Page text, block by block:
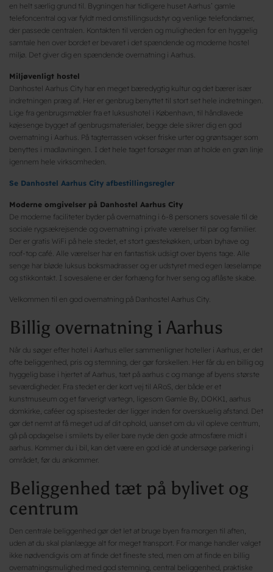
en helt særlig grund til. Bygningen har tidligere huset Aarhus’ gamle
telefoncentral og var fyldt med omstillingsudstyr og venlige telefondamer,
der passede centralen. Kontakten til verden og muligheden for en hyggelig
samtale hen over bordet er bevaret i det spændende og moderne hostel
miljø. Det giver dig en spændende overnatning i Aarhus.
Miljøvenligt hostel
Danhostel Aarhus City har en meget bæredygtig kultur og det bærer især
indretningen præg af. Her er genbrug benyttet til stort set hele indretningen.
Lige fra genbrugsmøbler fra et luksushotel i København, til håndlavede
køjesenge bygget af genbrugsmaterialer, begge dele sikrer dig en god
overnatning i Aarhus. På tagterrassen vokser friske urter og grøntsager som
benyttes i madlavningen. I det hele taget forsøger man at holde en grøn linje
igennem hele virksomheden.
Se Danhostel Aarhus City afbestillingsregler
Moderne omgivelser på Danhostel Aarhus City
De moderne faciliteter byder på overnatning i 6-8 personers sovesale til de
sociale rygsækrejsende og overnatning i private værelser til par og familier.
Der er gratis WiFi på hele stedet, et stort gæstekøkken, urban byhave og
roof-top café. Alle værelser har en fantastisk udsigt over byens tage. Alle
senge har bløde luksus boksmadrasser og er udstyret med egen læselampe
og stikkontakt. I sovesalene er der forhæng for hver seng og aflåste skabe.
Velkommen til en god overnatning på Danhostel Aarhus City.
Billig overnatning i Aarhus
Når du søger efter hotel i Aarhus eller sammenligner hoteller i Aarhus, er det
ofte beliggenhed, pris og stemning, der gør forskellen. Her får du en billig og
hyggelig base i hjertet af Aarhus, tæt på aarhus c og mange af byens største
seværdigheder. Fra stedet er der kort vej til ARoS, der både er et
kunstmuseum og et farverigt vartegn, ligesom Gamle By, DOKK1, aarhus
domkirke, caféer og spisesteder der ligger inden for overskuelig afstand. Det
gør det nemt at få meget ud af dit ophold, uanset om du vil opleve centrum,
gå på opdagelse i smilets by eller bare nyde den gode atmosfære midt i
aarhus. Kommer du i bil, kan det være en god idé at undersøge parkering i
området, før du ankommer.
Beliggenhed tæt på bylivet og
centrum
Den centrale beliggenhed gør det let at bruge byen fra morgen til aften,
uden at du skal planlægge alt for meget transport. For mange handler valget
ikke nødvendigvis om at finde det fineste sted, men om at finde en billig
overnatningsmulighed med god stemning, central beliggenhed, praktiske